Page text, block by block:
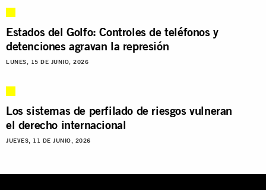
Estados del Golfo: Controles de teléfonos y
detenciones agravan la represión
LUNES, 15 DE JUNIO, 2026
Los sistemas de perfilado de riesgos vulneran
el derecho internacional
JUEVES, 11 DE JUNIO, 2026